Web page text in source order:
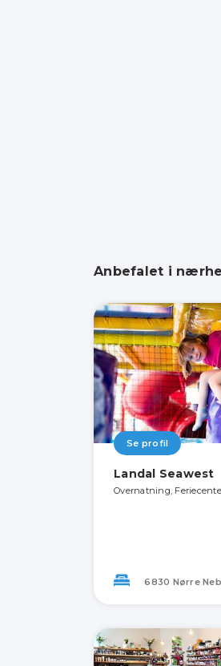
Anbefalet i
Se profil
Landal Seawest
Overnatning,
6830 Nørre